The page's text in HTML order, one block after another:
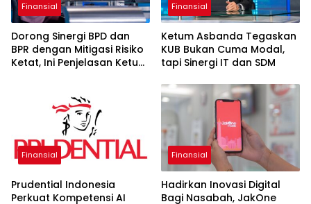
Finansial
Dorong Sinergi BPD dan
BPR dengan Mitigasi Risiko
Ketat, Ini Penjelasan Ketum
Finansial
Ketum Asbanda Tegaskan
KUB Bukan Cuma Modal,
tapi Sinergi IT dan SDM
Finansial
Prudential Indonesia
Perkuat Kompetensi AI
Finansial
Hadirkan Inovasi Digital
Bagi Nasabah, JakOne